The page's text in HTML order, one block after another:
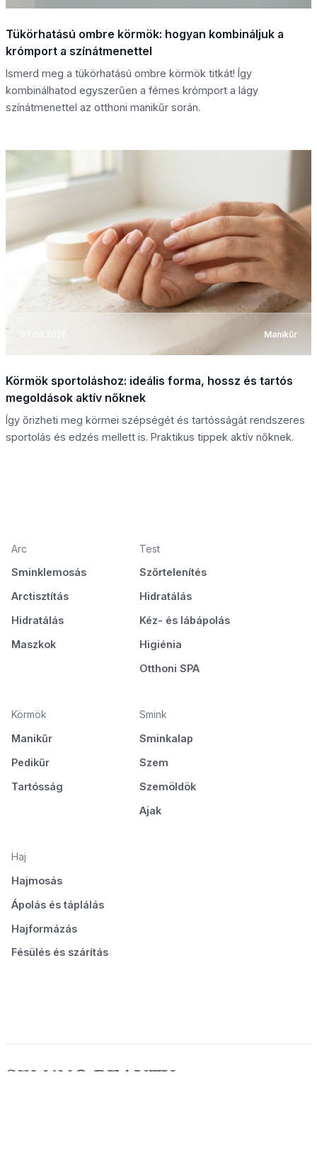
Tükörhatású ombre körmök: hogyan kombináljuk a
krómport a színátmenettel
Ismerd meg a tükörhatású ombre körmök titkát! Így
kombinálhatod egyszerűen a fémes krómport a lágy
színátmenettel az otthoni manikűr során.
07.08.2026 Manikűr
Körmök sportoláshoz: ideális forma, hossz és tartós
megoldások aktív nőknek
Így őrizheti meg körmei szépségét és tartósságát rendszeres
sportolás és edzés mellett is. Praktikus tippek aktív nőknek.
Arc
Sminklemosás
Arctisztítás
Hidratálás
Maszkok
Test
Szőrtelenítés
Hidratálás
Kéz- és lábápolás
Higiénia
Otthoni SPA
Körmök
Manikűr
Pedikűr
Tartósság
Smink
Sminkalap
Szem
Szemöldök
Ajak
Haj
Hajmosás
Ápolás és táplálás
Hajformázás
Fésülés és szárítás